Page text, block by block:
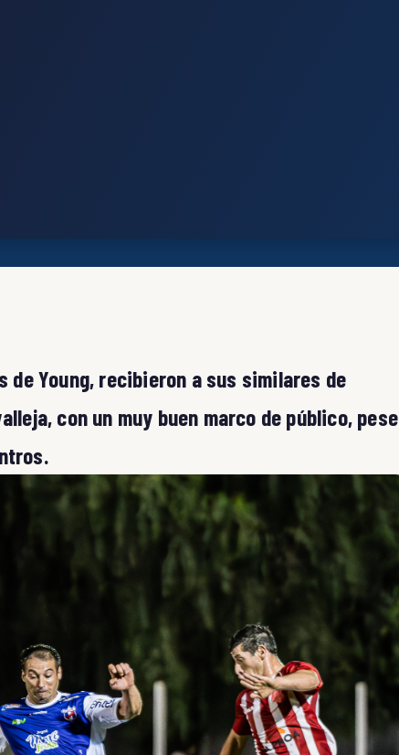
Young, recibieron a sus similares de
con un muy buen marco de público, pese